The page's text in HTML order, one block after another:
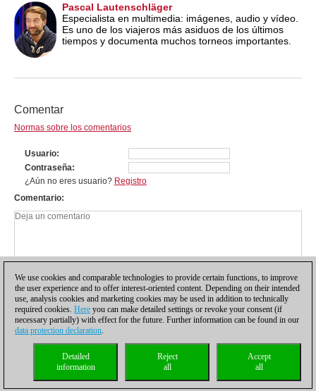
Pascal Lautenschläger
Especialista en multimedia: imágenes, audio y vídeo.
Es uno de los viajeros más asiduos de los últimos
tiempos y documenta muchos torneos importantes.
Comentar
Normas sobre los comentarios
Usuario
Contraseña
¿Aún no eres usuario? Registro
Comentario
Política de privacidad |Para contactar Cookies Management
Licencias
Compliance Hotline
coldest news
We use cookies and comparable technologies to provide certain functions, to improve
the user experience and to offer interest-oriented content. Depending on their intended
use, analysis cookies and marketing cookies may be used in addition to technically
required cookies. Here you can make detailed settings or revoke your consent (if
necessary partially) with effect for the future. Further information can be found in our
data protection declaration.
Accept
all
Reject
all
Detailed
information